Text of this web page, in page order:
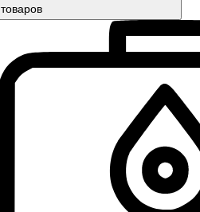
товаров